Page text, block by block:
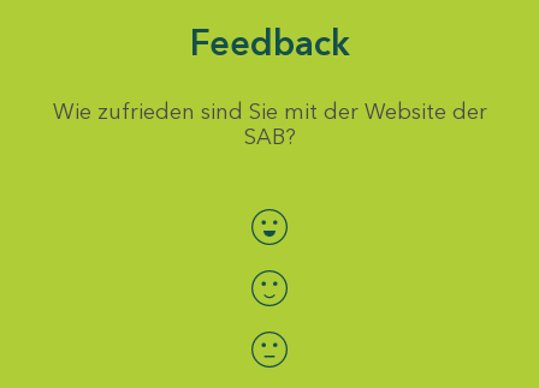
Feedback
Wie zufrieden sind Sie mit der Website der
SAB?
Bewertung auswählen